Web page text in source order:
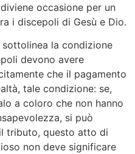
occasione per un
i discepoli di Gesù e Dio.
la condizione
devono avere
che il pagamento
tale condizione: se,
a coloro che non hanno
si può
tributo, questo atto di
non deve significare